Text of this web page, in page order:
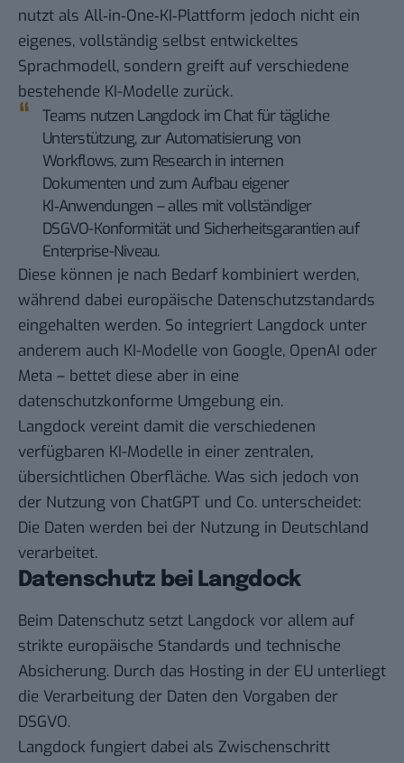
nutzt als All‑in‑One‑KI‑Plattform jedoch nicht ein
eigenes, vollständig selbst entwickeltes
Sprachmodell, sondern greift auf verschiedene
bestehende KI-Modelle zurück.
Teams nutzen Langdock im Chat für tägliche
Unterstützung, zur Automatisierung von
Workflows, zum Research in internen
Dokumenten und zum Aufbau eigener
KI‑Anwendungen – alles mit vollständiger
DSGVO-Konformität und Sicherheitsgarantien auf
Enterprise-Niveau.
Diese können je nach Bedarf kombiniert werden,
während dabei europäische Datenschutzstandards
eingehalten werden. So integriert Langdock unter
anderem auch KI-Modelle von Google, OpenAI oder
Meta – bettet diese aber in eine
datenschutzkonforme Umgebung ein.
Langdock vereint damit die verschiedenen
verfügbaren KI-Modelle in einer zentralen,
übersichtlichen Oberfläche. Was sich jedoch von
der Nutzung von ChatGPT und Co. unterscheidet:
Die Daten werden bei der Nutzung in Deutschland
verarbeitet.
Datenschutz bei Langdock
Beim Datenschutz setzt Langdock vor allem auf
strikte europäische Standards und technische
Absicherung. Durch das Hosting in der EU unterliegt
die Verarbeitung der Daten den Vorgaben der
DSGVO.
Langdock fungiert dabei als Zwischenschritt